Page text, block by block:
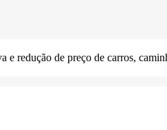
redução de preço de carros,